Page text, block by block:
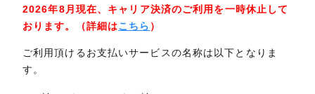
2026年8月現在、キャリア決済のご利用を一時休止して
おります。（詳細はこちら ）
ご利用頂けるお支払いサービスの名称は以下となりま
す。